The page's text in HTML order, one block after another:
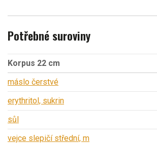
Potřebné suroviny
Korpus 22 cm
máslo čerstvé
erythritol, sukrin
sůl
vejce slepičí střední, m